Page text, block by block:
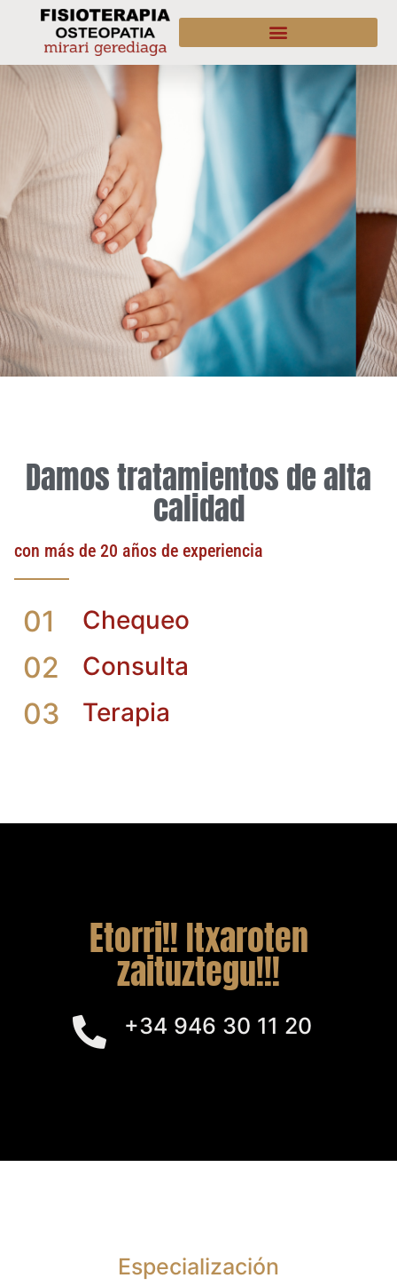
Damos tratamientos de alta
calidad
con más de 20 años de experiencia
01 Chequeo
02 Consulta
03 Terapia
Etorri!! Itxaroten
zaituztegu!!!
+34 946 30 11 20
Especialización